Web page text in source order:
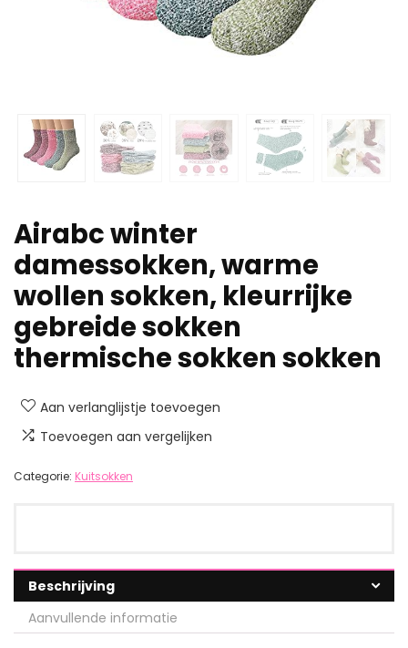
Airabc winter
damessokken, warme
wollen sokken, kleurrijke
gebreide sokken
thermische sokken sokken
Aan verlanglijstje toevoegen
Toevoegen aan vergelijken
Categorie: Kuitsokken
Beschrijving
Aanvullende informatie